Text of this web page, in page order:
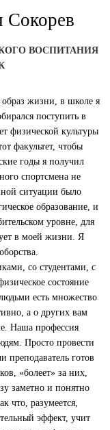
Сокорев
ВОСПИТАНИЯ
образ жизни, в школе я
поступить в
физической культуры
факультет, чтобы
годы я получил
спортсмена не
ситуации было
образование, и
уровне, для
в моей жизни. Я
со студентами, с
состояние
есть множество
а о других вам
Наша профессия
Просто провести
преподаватель готов
«болеет» за них,
заметно и понятно
что, разумеется,
эффект, учит